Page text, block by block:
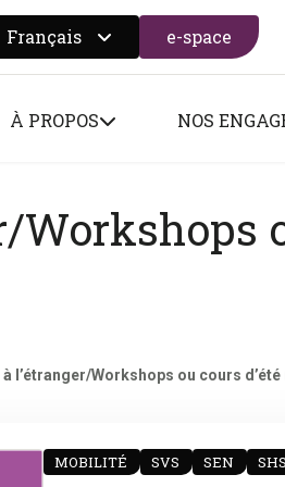
form
Français e-space
À PROPOS NOS
Workshops
l’étranger/Workshops ou cours d’été
MOBILITÉ SVS SEN SHS